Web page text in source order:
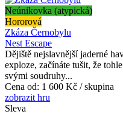
Neúnikovka (atypická)
Hororová
Zkáza Černobylu
Nest Escape
Dějiště nejslavnější jaderné
exploze, začínáte tušit, že
svými soudruhy...
Cena od: 1 600 Kč / skupina
zobrazit hru
Sleva